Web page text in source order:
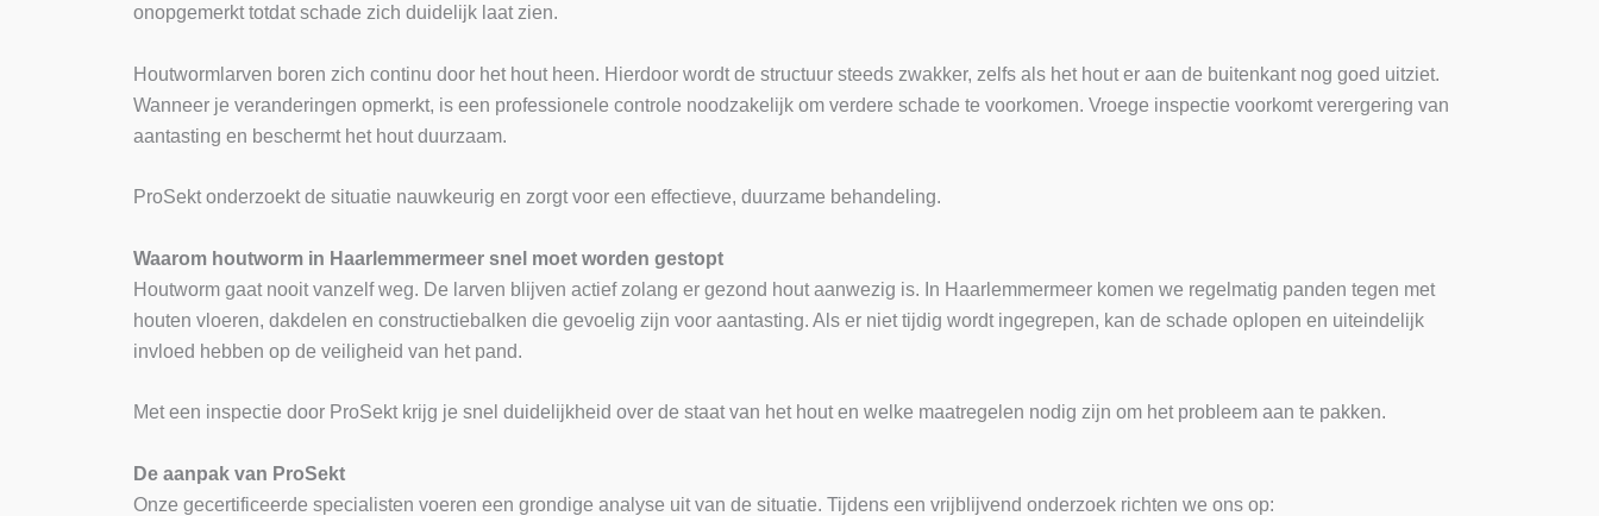
onopgemerkt totdat schade zich duidelijk laat zien.
Houtwormlarven boren zich continu door het hout heen. Hierdoor wordt de structuur steeds zwakker, zelfs als het hout er aan de buitenkant nog goed uitziet.
Wanneer je veranderingen opmerkt, is een professionele controle noodzakelijk om verdere schade te voorkomen. Vroege inspectie voorkomt verergering van
aantasting en beschermt het hout duurzaam.
ProSekt onderzoekt de situatie nauwkeurig en zorgt voor een effectieve, duurzame behandeling.
Waarom houtworm in Haarlemmermeer snel moet worden gestopt
Houtworm gaat nooit vanzelf weg. De larven blijven actief zolang er gezond hout aanwezig is. In Haarlemmermeer komen we regelmatig panden tegen met
houten vloeren, dakdelen en constructiebalken die gevoelig zijn voor aantasting. Als er niet tijdig wordt ingegrepen, kan de schade oplopen en uiteindelijk
invloed hebben op de veiligheid van het pand.
Met een inspectie door ProSekt krijg je snel duidelijkheid over de staat van het hout en welke maatregelen nodig zijn om het probleem aan te pakken.
De aanpak van ProSekt
Onze gecertificeerde specialisten voeren een grondige analyse uit van de situatie. Tijdens een vrijblijvend onderzoek richten we ons op: